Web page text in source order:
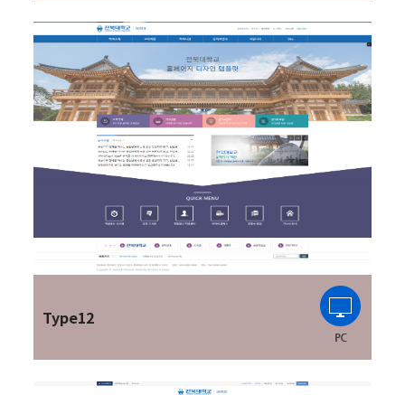
Type12